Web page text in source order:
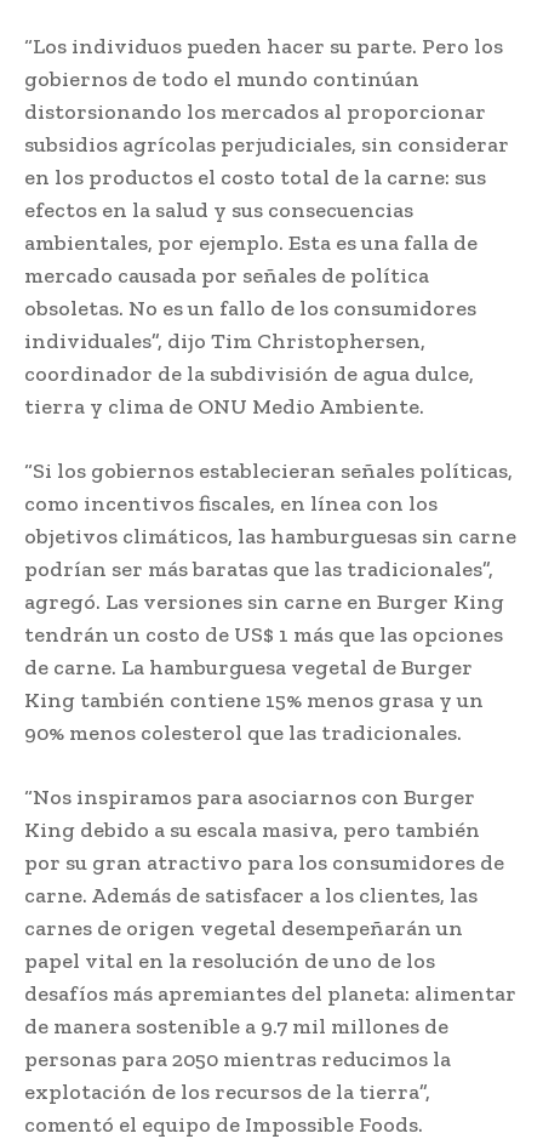
“Los individuos pueden hacer su parte. Pero los
gobiernos de todo el mundo continúan
distorsionando los mercados al proporcionar
subsidios agrícolas perjudiciales, sin considerar
en los productos el costo total de la carne: sus
efectos en la salud y sus consecuencias
ambientales, por ejemplo. Esta es una falla de
mercado causada por señales de política
obsoletas. No es un fallo de los consumidores
individuales”, dijo Tim Christophersen,
coordinador de la subdivisión de agua dulce,
tierra y clima de ONU Medio Ambiente.
“Si los gobiernos establecieran señales políticas,
como incentivos fiscales, en línea con los
objetivos climáticos, las hamburguesas sin carne
podrían ser más baratas que las tradicionales”,
agregó. Las versiones sin carne en Burger King
tendrán un costo de US$ 1 más que las opciones
de carne. La hamburguesa vegetal de Burger
King también contiene 15% menos grasa y un
90% menos colesterol que las tradicionales.
“Nos inspiramos para asociarnos con Burger
King debido a su escala masiva, pero también
por su gran atractivo para los consumidores de
carne. Además de satisfacer a los clientes, las
carnes de origen vegetal desempeñarán un
papel vital en la resolución de uno de los
desafíos más apremiantes del planeta: alimentar
de manera sostenible a 9.7 mil millones de
personas para 2050 mientras reducimos la
explotación de los recursos de la tierra”,
comentó el equipo de Impossible Foods.